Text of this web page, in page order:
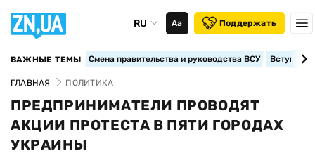
RU Аа Поддержать
ВАЖНЫЕ ТЕМЫ Смена правительства и руководства ВСУ
ГЛАВНАЯ ПОЛИТИКА
ПРЕДПРИНИМАТЕЛИ ПРОВОДЯТ
АКЦИИ ПРОТЕСТА В ПЯТИ ГОРОДАХ
УКРАИНЫ